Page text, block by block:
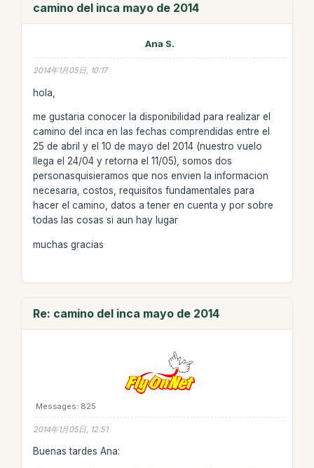
camino del inca mayo de 2014
Ana S.
2014年1月05日, 10:17
hola,
me gustaria conocer la disponibilidad para realizar el
camino del inca en las fechas comprendidas entre el
25 de abril y el 10 de mayo del 2014 (nuestro vuelo
llega el 24/04 y retorna el 11/05), somos dos
personasquisieramos que nos envien la informacion
necesaria, costos, requisitos fundamentales para
hacer el camino, datos a tener en cuenta y por sobre
todas las cosas si aun hay lugar
muchas gracias
Re: camino del inca mayo de 2014
Messages: 825
2014年1月05日, 12:51
Buenas tardes Ana: